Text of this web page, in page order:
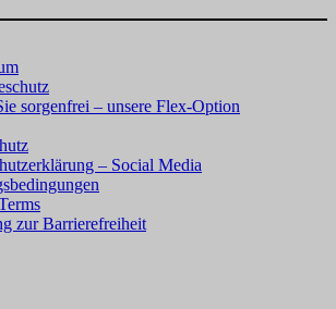
sorgenfrei – unsere Flex-Option
– Social Media
zur Barrierefreiheit